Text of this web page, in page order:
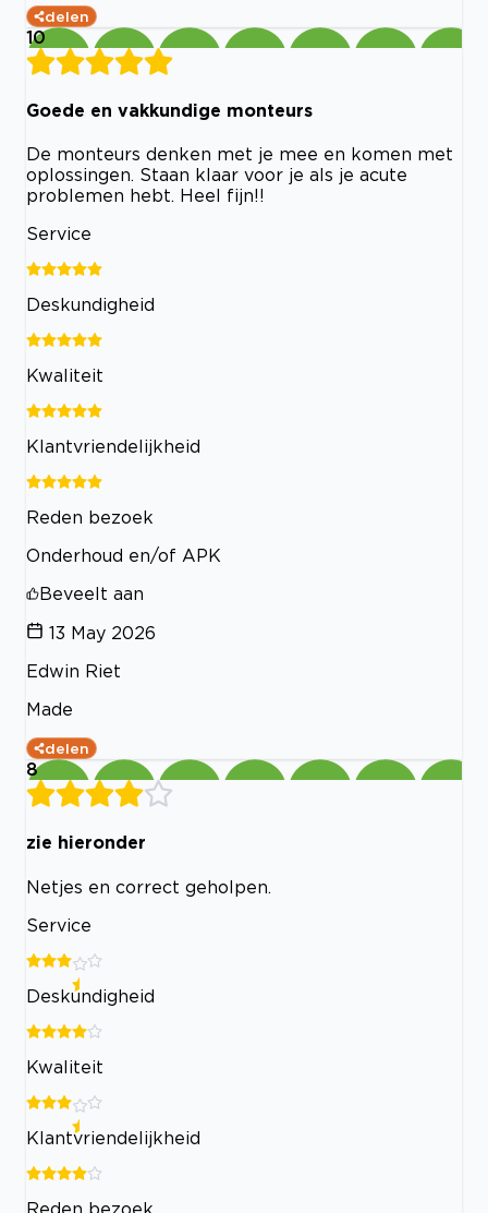
delen
10
Goede en vakkundige monteurs
De monteurs denken met je mee en komen met
oplossingen. Staan klaar voor je als je acute
problemen hebt. Heel fijn!!
Service
Deskundigheid
Kwaliteit
Klantvriendelijkheid
Reden bezoek
Onderhoud en/of APK
Beveelt aan
13 May 2026
Edwin Riet
Made
delen
8
zie hieronder
Netjes en correct geholpen.
Service
Deskundigheid
Kwaliteit
Klantvriendelijkheid
Reden bezoek